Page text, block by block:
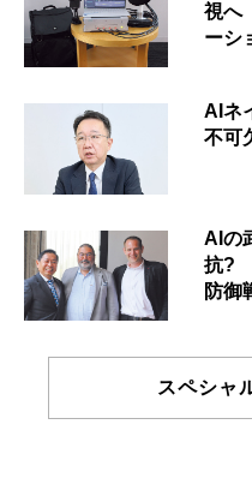
視へ
ーシ
AIネ
不可
AIの
抗?
防御
スペシャ